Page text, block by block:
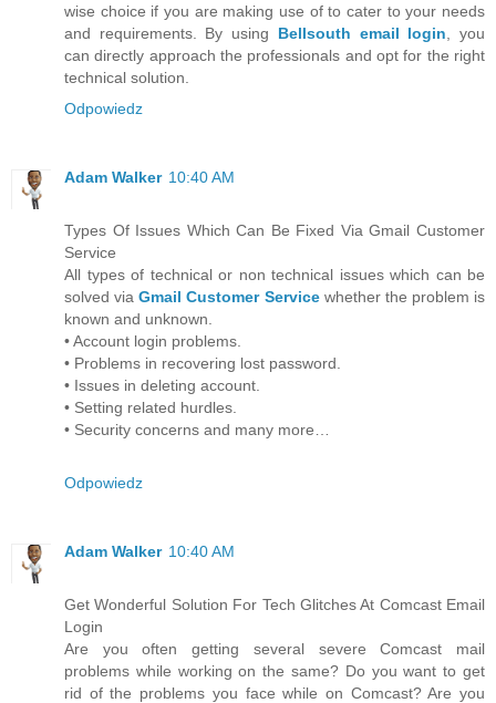
wise choice if you are making use of to cater to your needs
and requirements. By using Bellsouth email login , you
can directly approach the professionals and opt for the right
technical solution.
Odpowiedz
Adam Walker 10:40 AM
Types Of Issues Which Can Be Fixed Via Gmail Customer
Service
All types of technical or non technical issues which can be
solved viaGmail Customer Servicewhether the problem is
known and unknown.
• Account login problems.
• Problems in recovering lost password.
• Issues in deleting account.
• Setting related hurdles.
• Security concerns and many more…
Odpowiedz
Adam Walker 10:40 AM
Get Wonderful Solution For Tech Glitches At Comcast Email
Login
Are you often getting several severe Comcast mail
problems while working on the same? Do you want to get
rid of the problems you face while on Comcast? Are you